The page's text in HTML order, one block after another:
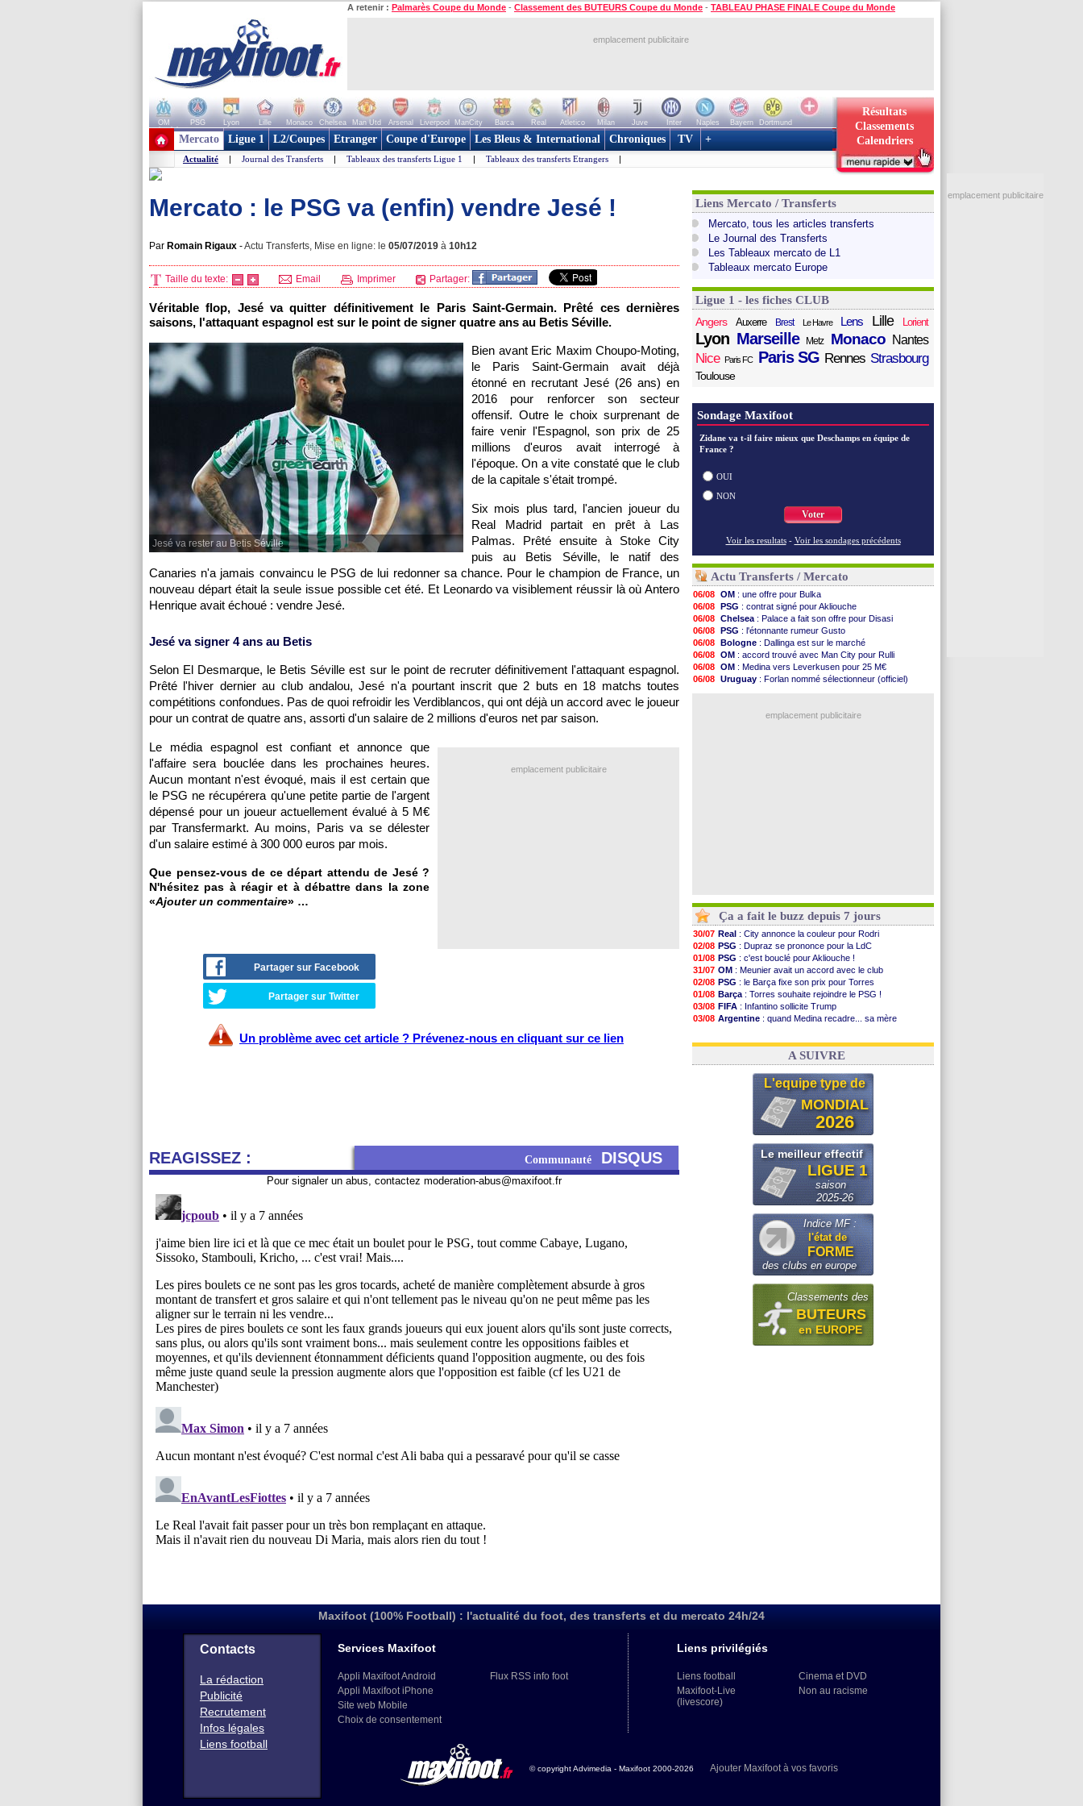
A retenir : Palmarès Coupe du Monde - Classement des BUTEURS Coupe du Monde - TABLEAU PHASE FINALE Coupe du Monde
emplacement publicitaire
OM PSG Lyon Lille Monaco Chelsea Man Utd Arsenal Liverpool ManCity Barca Real Atletico Milan Juve Inter Naples Bayern
Dortmund
+ de clubs
Résultats
Classements
Calendriers
Mercato Ligue 1 L2/Coupes Etranger Coupe d'Europe Les Bleus & International Chroniques TV +
Actualité | Journal des Transferts | Tableaux des transferts Ligue 1 | Tableaux des transferts Etrangers |
Mercato : le PSG va (enfin) vendre Jesé !
Par Romain Rigaux -Actu Transferts, Mise en ligne: le 05/07/2019 à 10h12
Taille du texte: Email Imprimer Partager:
Véritable flop, Jesé va quitter définitivement le Paris Saint-Germain. Prêté ces dernières
saisons, l'attaquant espagnol est sur le point de signer quatre ans au Betis Séville.
Jesé va rester au Betis Séville
Bien avant Eric Maxim Choupo-Moting,
le Paris Saint-Germain avait déjà
étonné en recrutant Jesé (26 ans) en
2016 pour renforcer son secteur
offensif. Outre le choix surprenant de
faire venir l'Espagnol, son prix de 25
millions d'euros avait interrogé à
l'époque. On a vite constaté que le club
de la capitale s'était trompé.
Six mois plus tard, l'ancien joueur du
Real Madrid partait en prêt à Las
Palmas. Prêté ensuite à Stoke City
puis au Betis Séville, le natif des
Canaries n'a jamais convaincu le PSG de lui redonner sa chance. Pour le champion de France, un
nouveau départ était la seule issue possible cet été. Et Leonardo va visiblement réussir là où Antero
Henrique avait échoué : vendre Jesé.
Jesé va signer 4 ans au Betis
Selon El Desmarque, le Betis Séville est sur le point de recruter définitivement l'attaquant espagnol.
Prêté l'hiver dernier au club andalou, Jesé n'a pourtant inscrit que 2 buts en 18 matchs toutes
compétitions confondues. Pas de quoi refroidir les Verdiblancos, qui ont déjà un accord avec le joueur
pour un contrat de quatre ans, assorti d'un salaire de 2 millions d'euros net par saison.
emplacement publicitaire
Le média espagnol est confiant et annonce que
l'affaire sera bouclée dans les prochaines heures.
Aucun montant n'est évoqué, mais il est certain que
le PSG ne récupérera qu'une petite partie de l'argent
dépensé pour un joueur actuellement évalué à 5 M€
par Transfermarkt. Au moins, Paris va se délester
d'un salaire estimé à 300 000 euros par mois.
Que pensez-vous de ce départ attendu de Jesé ?
N'hésitez pas à réagir et à débattre dans la zone
«Ajouter un commentaire» …
Partager sur Facebook
Partager sur Twitter
Un problème avec cet article ? Prévenez-nous en cliquant sur ce lien
REAGISSEZ : Communauté DISQUS
Pour signaler un abus, contactez moderation-abus@maxifoot.fr
Liens Mercato / Transferts
Mercato, tous les articles transferts
Le Journal des Transferts
Les Tableaux mercato de L1
Tableaux mercato Europe
Ligue 1 - les fiches CLUB
Angers
Auxerre Brest Le Havre Lens Lille Lorient
Lyon Marseille Metz Monaco Nantes
Nice Paris FC Paris SG Rennes Strasbourg
Toulouse
Sondage Maxifoot
Zidane va t-il faire mieux que Deschamps en équipe de
France ?
OUI
NON
Voter
Voir les resultats - Voir les sondages précédents
Actu Transferts / Mercato
06/08 OM : une offre pour Bulka
06/08 PSG : contrat signé pour Akliouche
06/08 Chelsea : Palace a fait son offre pour Disasi
06/08 PSG : l'étonnante rumeur Gusto
06/08 Bologne : Dallinga est sur le marché
06/08 OM : accord trouvé avec Man City pour Rulli
06/08 OM : Medina vers Leverkusen pour 25 M€
06/08 Uruguay : Forlan nommé sélectionneur (officiel)
: Rodri préfère le Barça au Real !
emplacement publicitaire
Ça a fait le buzz depuis 7 jours
30/07 Real : City annonce la couleur pour Rodri
02/08 PSG : Dupraz se prononce pour la LdC
01/08 PSG : c'est bouclé pour Akliouche !
31/07 OM : Meunier avait un accord avec le club
02/08 PSG : le Barça fixe son prix pour Torres
01/08 Barça : Torres souhaite rejoindre le PSG !
03/08 FIFA : Infantino sollicite Trump
03/08 Argentine : quand Medina recadre... sa mère
03/08 OM: Paixão attire un 2e club anglais
A SUIVRE
L'equipe type de
MONDIAL
2026
Le meilleur effectif
LIGUE 1
saison
2025-26
Indice MF :
l'état de
FORME
des clubs en europe
Classements des
BUTEURS
en EUROPE
emplacement publicitaire
Maxifoot (100% Football) : l'actualité du foot, des transferts et du mercato 24h/24
Contacts
La rédaction
Publicité
Recrutement
Infos légales
Liens football
Services Maxifoot
Appli Maxifoot Android
Appli Maxifoot iPhone
Site web Mobile
Choix de consentement
Flux RSS info foot
Liens privilégiés
Liens football
Maxifoot-Live
(livescore)
Cinema et DVD
Non au racisme
© copyright Advimedia - Maxifoot 2000-2026 Ajouter Maxifoot à vos favoris